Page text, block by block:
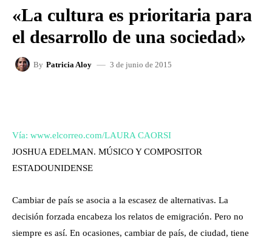
«La cultura es prioritaria para
el desarrollo de una sociedad»
By Patricia Aloy 3 de junio de 2015
Vía: www.elcorreo.com/LAURA CAORSI
JOSHUA EDELMAN. MÚSICO Y COMPOSITOR
ESTADOUNIDENSE
Cambiar de país se asocia a la escasez de alternativas. La
decisión forzada encabeza los relatos de emigración. Pero no
siempre es así. En ocasiones, cambiar de país, de ciudad, tiene